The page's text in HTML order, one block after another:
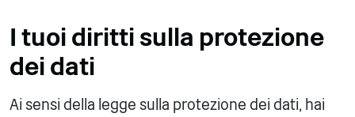
I tuoi diritti sulla protezione
dei dati
Ai sensi della legge sulla protezione dei dati, hai